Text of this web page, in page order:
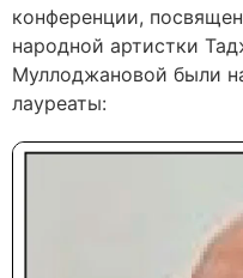
конференции,
народной артистки
Муллоджановой были
лауреаты: